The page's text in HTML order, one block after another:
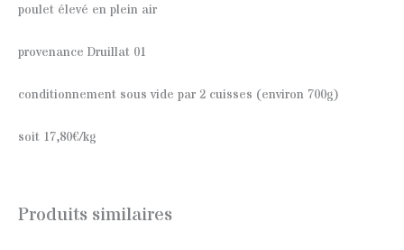
poulet élevé en plein air
provenance Druillat 01
conditionnement sous vide par 2 cuisses (environ 700g)
soit 17,80€/kg
Produits similaires